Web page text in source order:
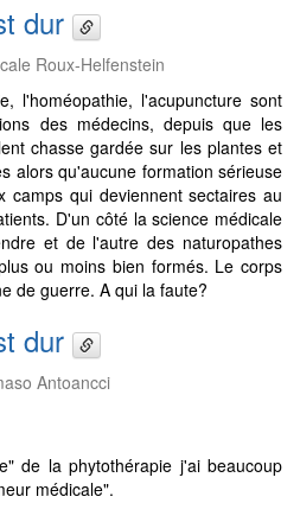
dur
Roux-Helfenstein
l'homéopathie, l'acupuncture sont
des médecins, depuis que les
chasse gardée sur les plantes et
alors qu'aucune formation sérieuse
camps qui deviennent sectaires au
D'un côté la science médicale
et de l'autre des naturopathes
ou moins bien formés. Le corps
de guerre. A qui la faute?
dur
Antoancci
de la phytothérapie j'ai beaucoup
médicale".